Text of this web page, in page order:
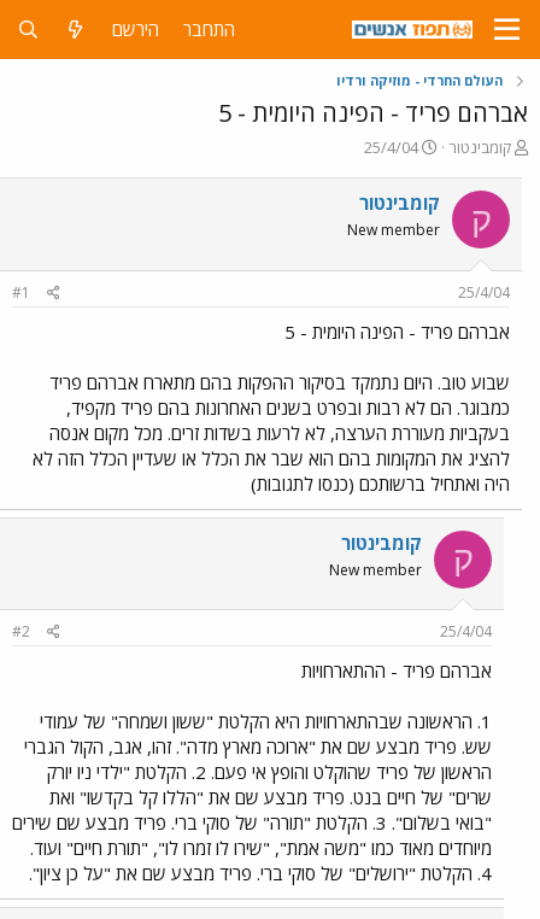
התחבר הירשם
העולם החרדי - מוזיקה ורדיו
אברהם פריד - הפינה היומית - 5
פ
ח
ה
ו
ש
קומבינטור
פ
ס
ם
ת
25/4/04
ק קומבינטור
New member
25/4/04
#1
אברהם פריד - הפינה היומית - 5
שבוע טוב. היום נתמקד בסיקור ההפקות בהם מתארח אברהם פריד
כמבוגר. הם לא רבות ובפרט בשנים האחרונות בהם פריד מקפיד,
בעקביות מעוררת הערצה, לא לרעות בשדות זרים. מכל מקום אנסה
להציג את המקומות בהם הוא שבר את הכלל או שעדיין הכלל הזה לא
היה ואתחיל ברשותכם (כנסו לתגובות)
ק קומבינטור
New member
25/4/04
#2
אברהם פריד - ההתארחויות
1. הראשונה שבהתארחויות היא הקלטת "ששון ושמחה" של עמודי
שש. פריד מבצע שם את "ארוכה מארץ מדה". זהו, אגב, הקול הגברי
הראשון של פריד שהוקלט והופץ אי פעם. 2. הקלטת "ילדי ניו יורק
שרים" של חיים בנט. פריד מבצע שם את "הללו קל בקדשו" ואת
"בואי בשלום". 3. הקלטת "תורה" של סוקי ברי. פריד מבצע שם שירים
מיוחדים מאוד כמו "משה אמת", "שירו לו זמרו לו", "תורת חיים" ועוד.
4. הקלטת "ירושלים" של סוקי ברי. פריד מבצע שם את "על כן ציון".